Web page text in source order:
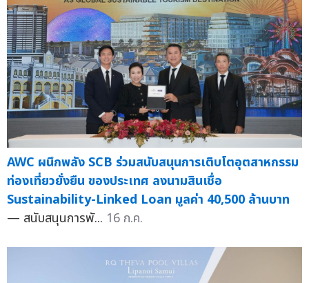
AWC ผนึกพลัง SCB ร่วมสนับสนุนการเติบโตอุตสาหกรรม
ท่องเที่ยวยั่งยืน ของประเทศ ลงนามสินเชื่อ
Sustainability-Linked Loan มูลค่า 40,500 ล้านบาท
— สนับสนุนการพั... 16 ก.ค.